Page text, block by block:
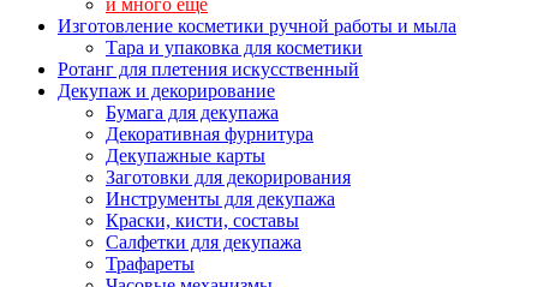
и много ещё
Изготовление косметики ручной работы и мыла
Тара и упаковка для косметики
Ротанг для плетения искусственный
Декупаж и декорирование
Бумага для декупажа
Декоративная фурнитура
Декупажные карты
Заготовки для декорирования
Инструменты для декупажа
Краски, кисти, составы
Салфетки для декупажа
Трафареты